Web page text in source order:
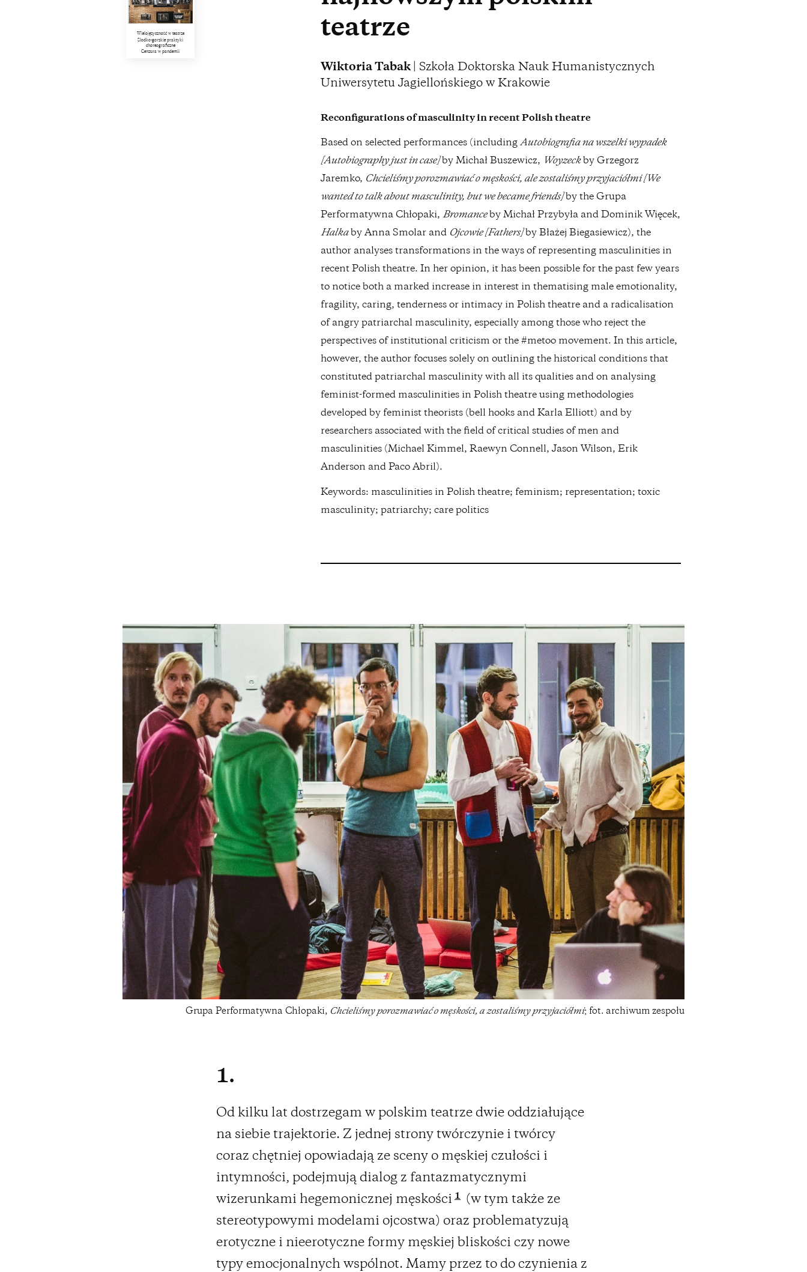
Wielojęzyczność w teatrze
Słodko-gorzkie praktyki
choreograficzne
Cenzura w pandemii
teatrze
Wiktoria Tabak
| Szkoła Doktorska Nauk Humanistycznych
Uniwersytetu Jagiellońskiego w Krakowie
Reconfigurations of masculinity in recent Polish theatre
Based on selected performances (including Autobiografia na wszelki wypadek
[Autobiography just in case]by Michał Buszewicz, Woyzeckby Grzegorz
Jaremko, Chcieliśmy porozmawiać o męskości, ale zostaliśmy przyjaciółmi [We
wanted to talk about masculinity, but we became friends]by the Grupa
Performatywna Chłopaki, Bromanceby Michał Przybyła and Dominik Więcek,
Halkaby Anna Smolar and Ojcowie [Fathers]by Błażej Biegasiewicz), the
author analyses transformations in the ways of representing masculinities in
recent Polish theatre. In her opinion, it has been possible for the past few years
to notice both a marked increase in interest in thematising male emotionality,
fragility, caring, tenderness or intimacy in Polish theatre and a radicalisation
of angry patriarchal masculinity, especially among those who reject the
perspectives of institutional criticism or the #metoo movement. In this article,
however, the author focuses solely on outlining the historical conditions that
constituted patriarchal masculinity with all its qualities and on analysing
feminist-formed masculinities in Polish theatre using methodologies
developed by feminist theorists (bell hooks and Karla Elliott) and by
researchers associated with the field of critical studies of men and
masculinities (Michael Kimmel, Raewyn Connell, Jason Wilson, Erik
Anderson and Paco Abril).
Keywords: masculinities in Polish theatre; feminism; representation; toxic
masculinity; patriarchy; care politics
Grupa Performatywna Chłopaki, Chcieliśmy porozmawiać o męskości, a zostaliśmy przyjaciółmi; fot. archiwum zespołu
1.
Od kilku lat dostrzegam w polskim teatrze dwie oddziałujące
na siebie trajektorie. Z jednej strony twórczynie i twórcy
coraz chętniej opowiadają ze sceny o męskiej czułości i
intymności, podejmują dialog z fantazmatycznymi
wizerunkami hegemonicznej męskości 1
(w tym także ze
stereotypowymi modelami ojcostwa) oraz problematyzują
erotyczne i nieerotyczne formy męskiej bliskości czy nowe
typy emocjonalnych wspólnot. Mamy przez to do czynienia z